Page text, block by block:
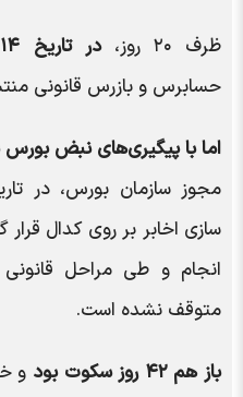
ظرف ۲۰ روز، در تاریخ ۱۴ اسفندماه ۱۴۰۲
حسابرس و بازرس قانونی
اما با پیگیری‌های نبض بورس بعد از ۹۰
سازی اخابر بر روی کدال
انجام و طی مراحل
متوقف نشده است.
باز هم ۴۲ روز سکوت بود
و